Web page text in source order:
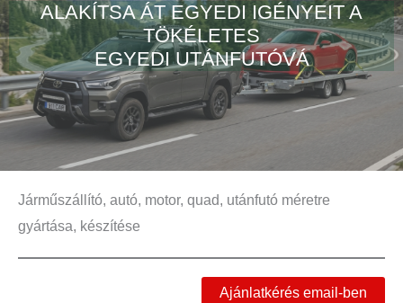
ALAKÍTSA ÁT EGYEDI IGÉNYEIT A
TÖKÉLETES
EGYEDI UTÁNFUTÓVÁ
Járműszállító, autó, motor, quad, utánfutó méretre
gyártása, készítése
Ajánlatkérés email-ben